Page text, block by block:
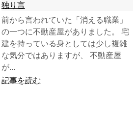
独り言
前から言われていた「消える職業」
の一つに不動産屋がありました。 宅
建を持っている身としては少し複雑
な気分ではありますが、 不動産屋
が...
記事を読む